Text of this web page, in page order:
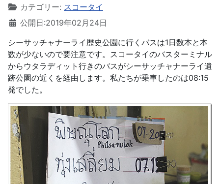
カテゴリー: スコータイ
公開日:2019年02月24日
シーサッチャナーライ歴史公園に行くバスは1日数本と本
数が少ないので要注意です。スコータイのバスターミナル
からウタラディット行きのバスがシーサッチャナーライ遺
跡公園の近くを経由します。私たちが乗車したのは08:15
発でした。